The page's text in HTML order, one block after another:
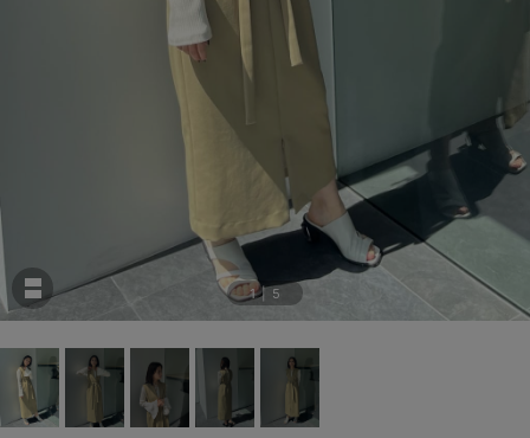
1 | 5